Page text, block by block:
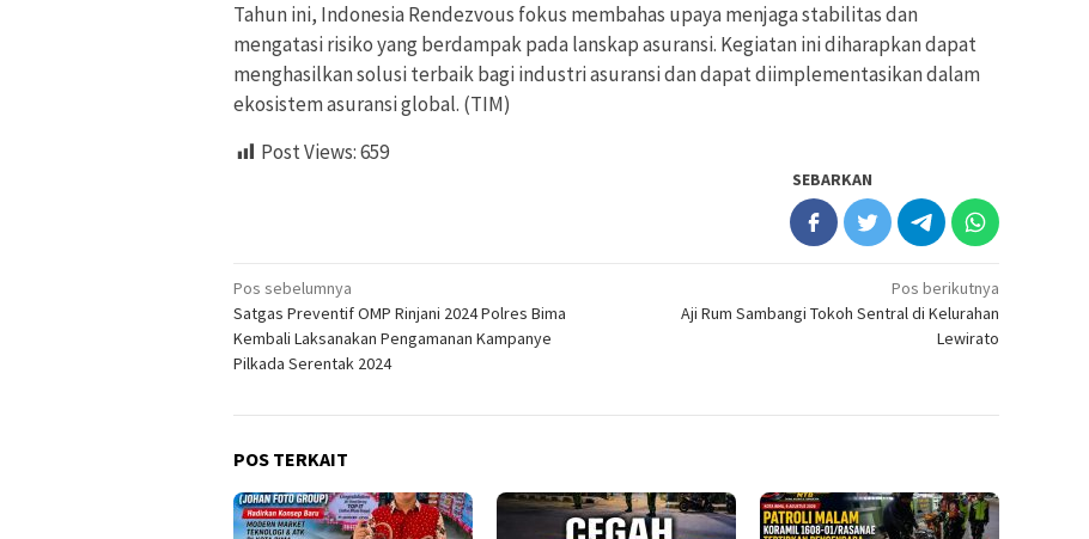
Tahun ini, Indonesia Rendezvous fokus membahas upaya menjaga stabilitas dan
mengatasi risiko yang berdampak pada lanskap asuransi. Kegiatan ini diharapkan dapat
menghasilkan solusi terbaik bagi industri asuransi dan dapat diimplementasikan dalam
ekosistem asuransi global. (TIM)
Post Views:659
SEBARKAN
Navigasi
pos
Pos sebelumnya
Satgas Preventif OMP Rinjani 2024 Polres Bima
Kembali Laksanakan Pengamanan Kampanye
Pilkada Serentak 2024
Pos berikutnya
Aji Rum Sambangi Tokoh Sentral di Kelurahan
Lewirato
POS TERKAIT